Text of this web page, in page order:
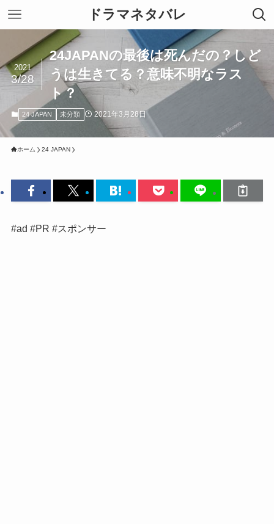
ドラマネタバレ
24JAPANの最後は死んだの？しど
うは生きてる？意味不明なラス
ト？
2021
3/28
24 JAPAN 未分類 2021年3月28日
ホーム 24 JAPAN
#ad #PR #スポンサー